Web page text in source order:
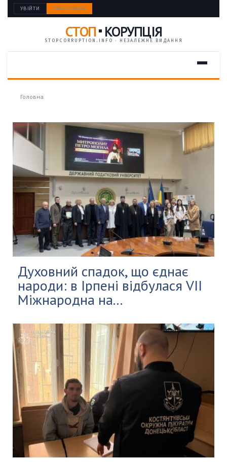
УВІЙТИ РЕЄСТРАЦІЯ
СТОП КОРУПЦІЯ
STOPCORRUPTION.INFO · НЕЗАЛЕЖНЕ ВИДАННЯ
Головна
Духовний спадок, що єднає
народи: в Ірпені відбулася VII
Міжнародна на...